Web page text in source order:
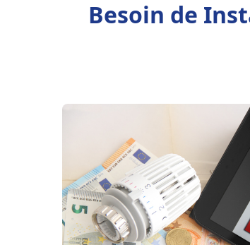
Besoin de